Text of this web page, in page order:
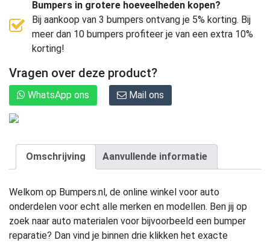
Bumpers in grotere hoeveelheden kopen?
Bij aankoop van 3 bumpers ontvang je 5% korting. Bij
meer dan 10 bumpers profiteer je van een extra 10%
korting!
Vragen over deze product?
WhatsApp ons Mail ons
Omschrijving Aanvullende informatie
Welkom op Bumpers.nl, de online winkel voor auto
onderdelen voor echt alle merken en modellen. Ben jij op
zoek naar auto materialen voor bijvoorbeeld een bumper
reparatie? Dan vind je binnen drie klikken het exacte